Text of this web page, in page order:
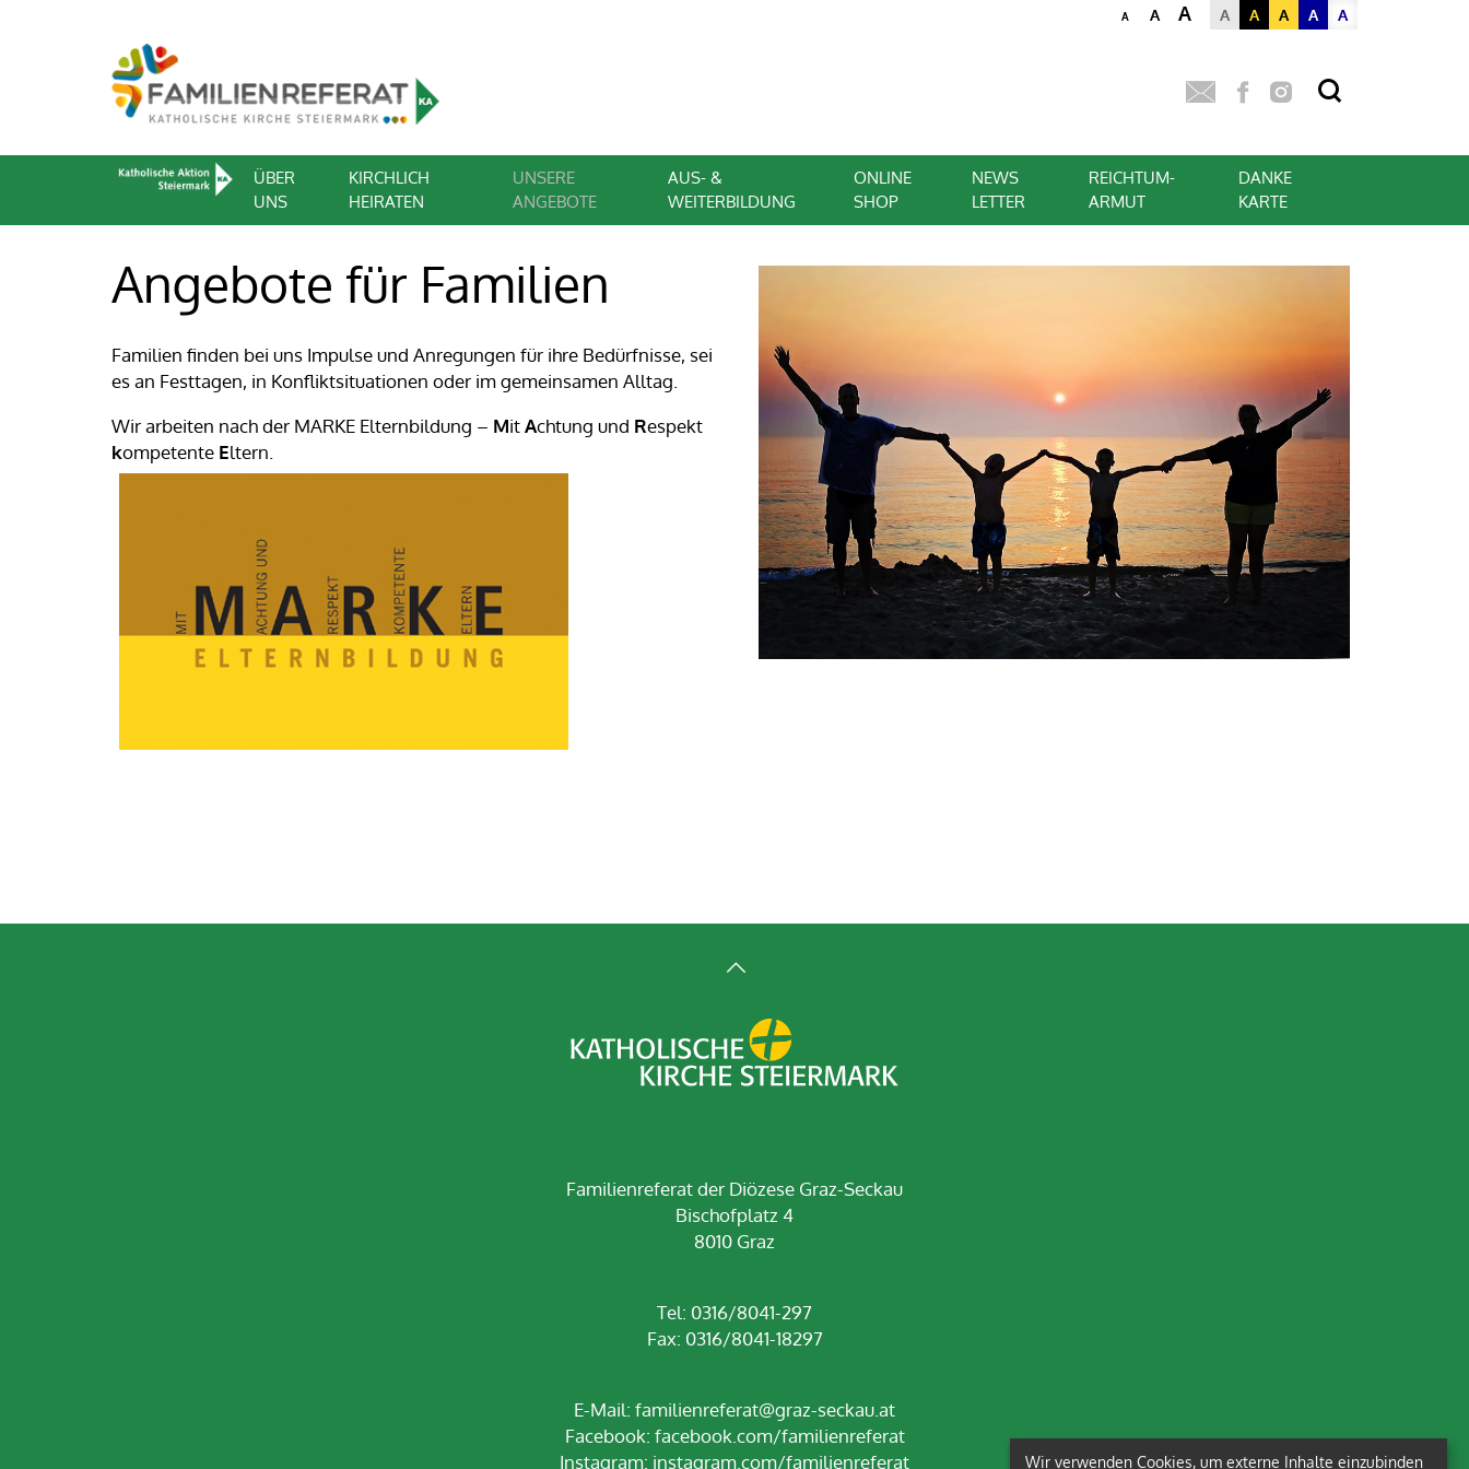
A A A A A A A A
ÜBER
UNS
KIRCHLICH
HEIRATEN
UNSERE
ANGEBOTE
AUS- &
WEITERBILDUNG
ONLINE
SHOP
NEWS
LETTER
REICHTUM-
ARMUT
DANKE
KARTE
Angebote für Familien
Familien finden bei uns Impulse und Anregungen für ihre Bedürfnisse, sei
es an Festtagen, in Konfliktsituationen oder im gemeinsamen Alltag.
Wir arbeiten nach der MARKE Elternbildung – MitAchtung und Respekt
kompetente Eltern.
Familienreferat der Diözese Graz-Seckau
Bischofplatz 4
8010 Graz
Tel: 0316/8041-297
Fax: 0316/8041-18297
E-Mail: familienreferat@graz-seckau.at
Facebook: facebook.com/familienreferat
Instagram: instagram.com/familienreferat Wir verwenden Cookies, um externe Inhalte einzubinden